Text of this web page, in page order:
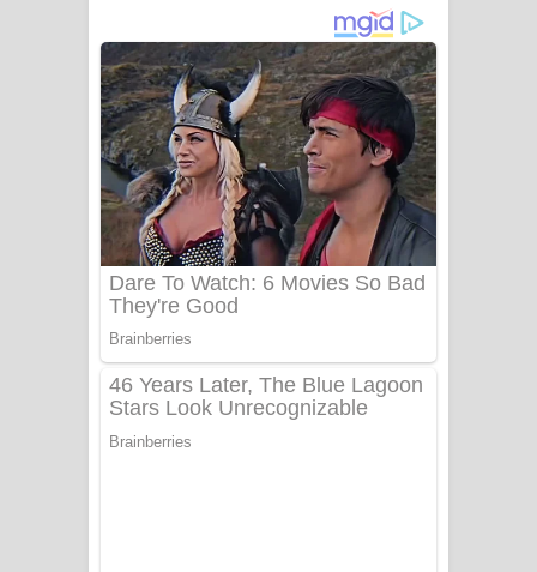
නිවුනා නුඹ හින්දා ගීතයේ පද පෙළ
Numba Dun Aadare Song Lyrics - නුඹ
දුන් ආදරේ ගීතයේ පද පෙළ
Liyamuda Dan Anagathe Song Lyrics
- ලියමුද දැන් අනාගතේ ගීතයේ පද පෙළ
Doni Song Lyrics - දෝණි ගීතයේ පද
Benthara Palame Song Lyrics -